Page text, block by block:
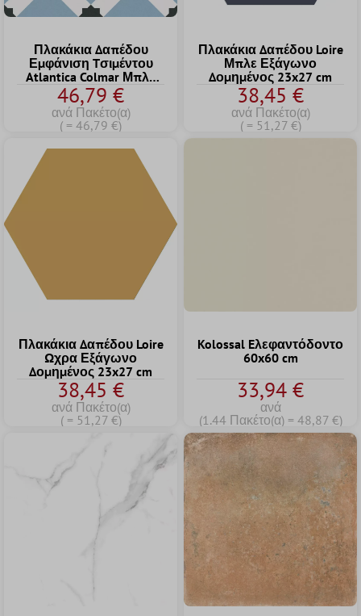
Πλακάκια Δαπέδου
Εμφάνιση Tσιμέντου
Atlantica Colmar Μπλε
Ασπρο
46,79 €
ανά Πακέτο(α)
( = 46,79 €)
Πλακάκια Δαπέδου Loire
Μπλε Εξάγωνο
Δομημένος 23x27 cm
38,45 €
ανά Πακέτο(α)
( = 51,27 €)
Πλακάκια Δαπέδου Loire
Ωχρα Εξάγωνο
Δομημένος 23x27 cm
38,45 €
ανά Πακέτο(α)
( = 51,27 €)
Kolossal Eλεφαντόδοντο
60x60 cm
33,94 €
ανά
(1.44 Πακέτο(α) = 48,87 €)